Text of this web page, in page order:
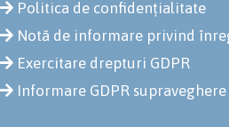
Politica de confidențialitate
Notă de informare privind
Exercitare drepturi GDPR
Informare GDPR